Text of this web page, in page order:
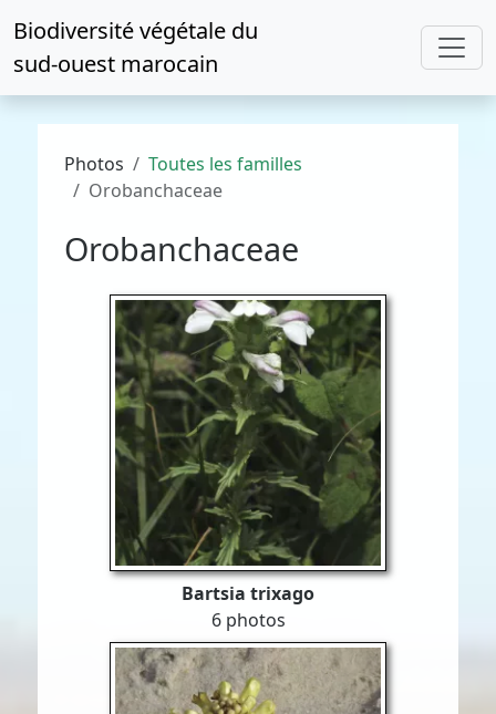
Biodiversité végétale du
sud-ouest marocain
Photos
Toutes les familles
Orobanchaceae
Orobanchaceae
Bartsia trixago
6 photos